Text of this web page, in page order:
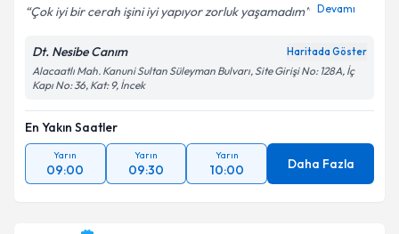
Çok iyi bir cerah işini iyi yapıyor zorluk yaşamadım Devamı
Dt. Nesibe Canım Haritada Göster
Alacaatlı Mah. Kanuni Sultan Süleyman Bulvarı, Site Girişi No: 128A, İç
Kapı No: 36, Kat: 9, İncek
En Yakın Saatler
Yarın
09:00
Yarın
09:30
Yarın
10:00 Daha Fazla